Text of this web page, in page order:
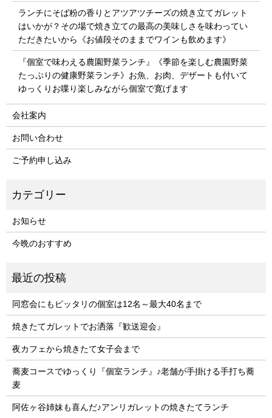
ランチにそば粉の香りとアツアツチーズの焼き立てガレット
はいかが？その場で焼き立ての最高の美味しさを味わってい
ただきたいから《お値段そのままでワインも飲めます》
『個室で味わえる農園野菜ランチ』《季節を楽しむ農園野菜
たっぷりの健康野菜ランチ》お魚、お肉、デザートも付いて
ゆっくりお喋り楽しみながら個室で寛げます
会社案内
お問い合わせ
ご予約申し込み
お知らせ
今晩のおすすめ
同窓会にもピッタリの個室は12名～最大40名まで
焼きたてガレットでお洒落『歓送迎会』
夜カフェから焼きたて女子会まで
蕎麦コースでゆっくり『個室ランチ』♪老舗が手掛ける手打ち蕎
麦
阿佐ヶ谷姉妹も喜んだ♪アンリガレットの焼きたてランチ